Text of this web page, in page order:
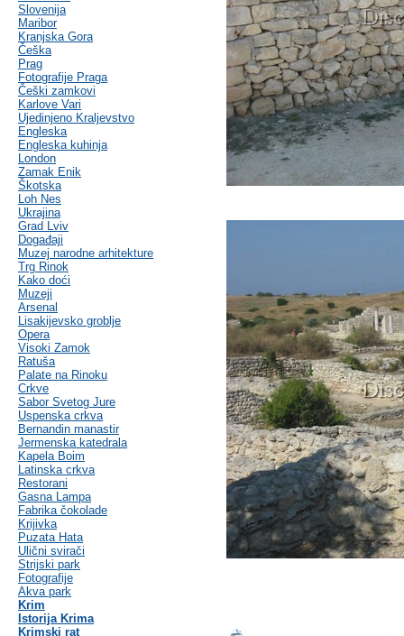
Slovenija
Maribor
Kranjska Gora
Češka
Prag
Fotografije Praga
Češki zamkovi
Karlove Vari
Ujedinjeno Kraljevstvo
Engleska
Engleska kuhinja
London
Zamak Enik
Škotska
Loh Nes
Ukrajina
Grad Lviv
Događaji
Muzej narodne arhitekture
Trg Rinok
Kako doći
Muzeji
Arsenal
Lisakijevsko groblje
Opera
Visoki Zamok
Ratuša
Palate na Rinoku
Crkve
Sabor Svetog Jure
Uspenska crkva
Bernandin manastir
Jermenska katedrala
Kapela Boim
Latinska crkva
Restorani
Gasna Lampa
Fabrika čokolade
Krijivka
Puzata Hata
Ulični svirači
Strijski park
Fotografije
Akva park
Krim
Istorija Krima
Krimski rat